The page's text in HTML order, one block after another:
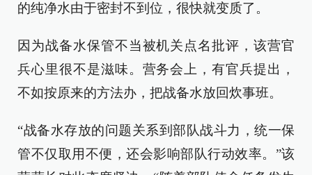
的纯净水由于密封不到位，很快就变质了。
因为战备水保管不当被机关点名批评，该营官
兵心里很不是滋味。营务会上，有官兵提出，
不如按原来的方法办，把战备水放回炊事班。
“战备水存放的问题关系到部队战斗力，统一保
管不仅取用不便，还会影响部队行动效率。”该